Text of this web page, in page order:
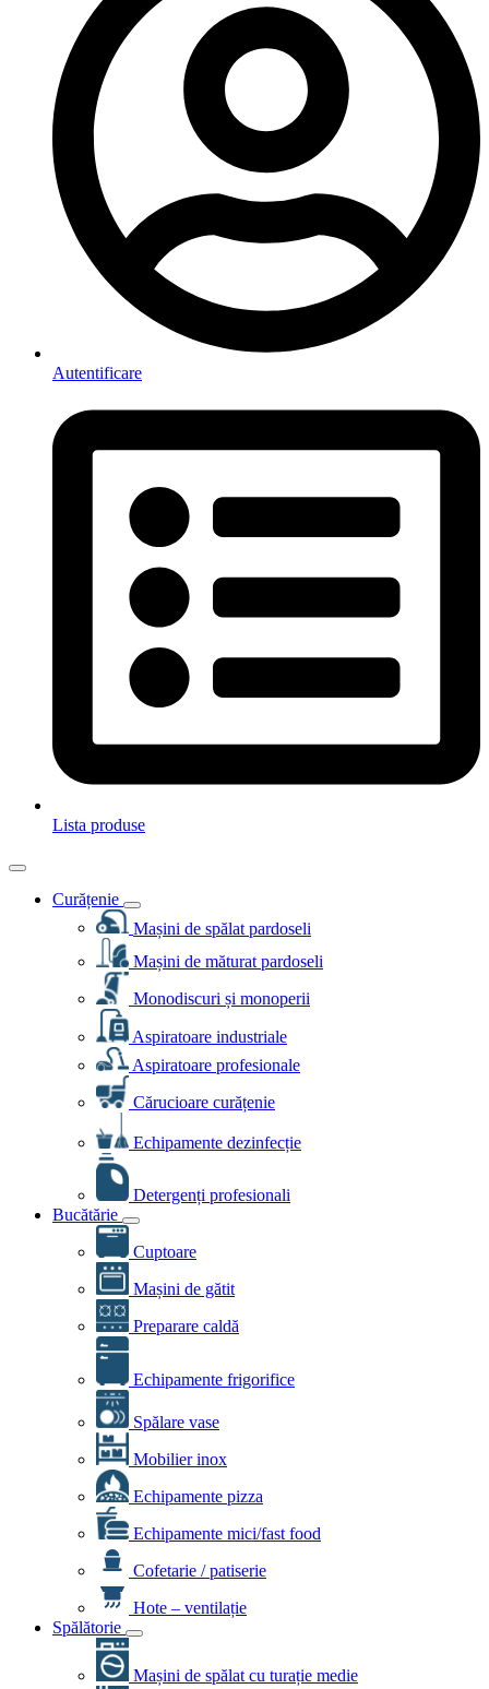
Autentificare
Lista produse
Curățenie
Mașini de spălat pardoseli
Mașini de măturat pardoseli
Monodiscuri și monoperii
Aspiratoare industriale
Aspiratoare profesionale
Cărucioare curățenie
Echipamente dezinfecție
Detergenți profesionali
Bucătărie
Cuptoare
Mașini de gătit
Preparare caldă
Echipamente frigorifice
Spălare vase
Mobilier inox
Echipamente pizza
Echipamente mici/fast food
Cofetarie / patiserie
Hote – ventilație
Spălătorie
Mașini de spălat cu turație medie